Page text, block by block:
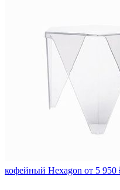
кофейный Hexagon от 5 950